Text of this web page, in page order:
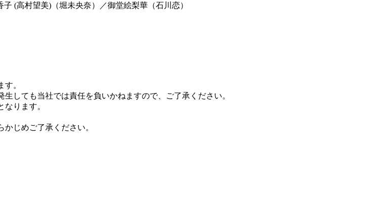
子 (高村望美)（堀未央奈） ／御堂絵梨華（石川恋）
。
しても当社では責任を負いかねますので、ご了承ください。
ります。
じめご了承ください。